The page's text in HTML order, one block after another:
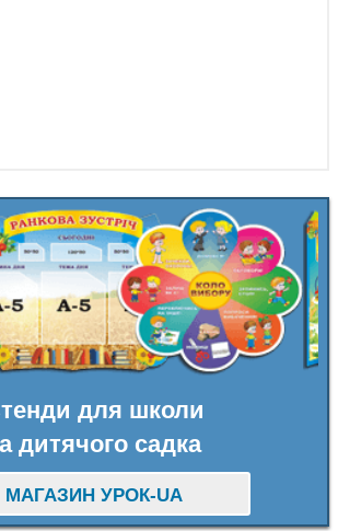
для школи
дитячого садка
МАГАЗИН УРОК-UA